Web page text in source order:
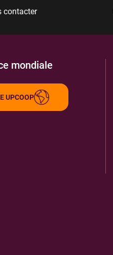
contacter
mondiale
UPCOOP